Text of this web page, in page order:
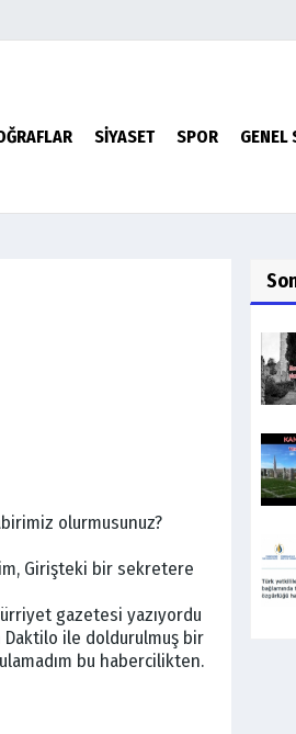
SİYASET SPOR GENEL
Köşe Yazarları
olurmusunuz?
Girişteki bir sekretere
gazetesi yazıyordu
Daktilo ile doldurulmuş bir
bu habercilikten.